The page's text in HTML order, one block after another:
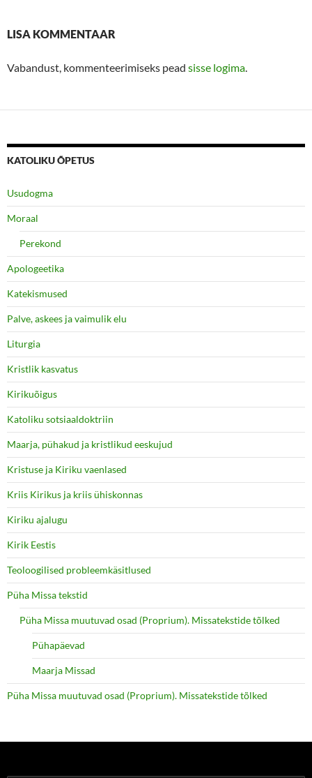
LISA KOMMENTAAR
Vabandust, kommenteerimiseks pead sisse logima
KATOLIKU ÕPETUS
Usudogma
Moraal
Perekond
Apologeetika
Katekismused
Palve, askees ja vaimulik elu
Liturgia
Kristlik kasvatus
Kirikuõigus
Katoliku sotsiaaldoktriin
Maarja, pühakud ja kristlikud eeskujud
Kristuse ja Kiriku vaenlased
Kriis Kirikus ja kriis ühiskonnas
Kiriku ajalugu
Kirik Eestis
Teoloogilised probleemkäsitlused
Püha Missa tekstid
Püha Missa muutuvad osad (Proprium). Missatekstide tõlked
Pühapäevad
Maarja Missad
Püha Missa muutuvad osad (Proprium). Missatekstide tõlked